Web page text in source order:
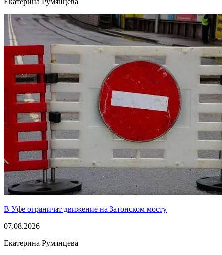
Екатерина Румянцева
В Уфе ограничат движение на Затонском мосту
07.08.2026
Екатерина Румянцева